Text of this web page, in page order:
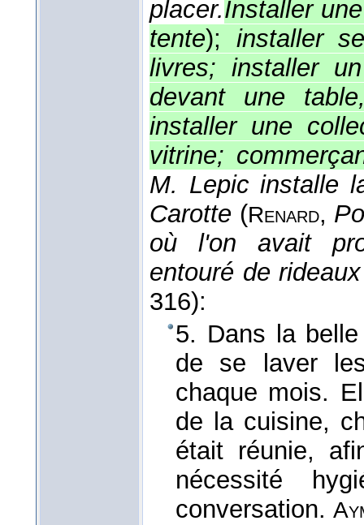
placer.Installer
tente); installer
livres; installer
devant une
installer une
vitrine;
M. Lepic installe
Carotte (Renard,
où l'on avait
entouré de
316):
5. Dans la
de se laver
chaque mois.
de la cuisine,
était réunie,
nécessité
conversation.